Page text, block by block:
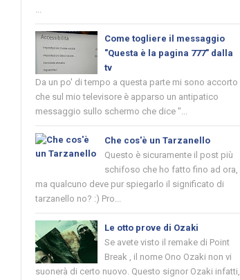
...
Come togliere il messaggio
"Questa è la pagina 777" dalla
tv
Da un po' di tempo a questa parte mi sono accorto
che sul mio televisore è apparso un antipatico
messaggio sullo schermo che dice "...
Che cos'è un Tarzanello
Questo è sicuramente il post più
schifoso che ho fatto fino ad ora,
ma qualcuno deve pur spiegarlo il significato di
tarzanello no? :) Pro...
Le otto prove di Ozaki
Se avete visto il remake di Point
Break , il nome Ono Ozaki non vi
suonerà di certo nuovo. Questo signor Ozaki infatti,